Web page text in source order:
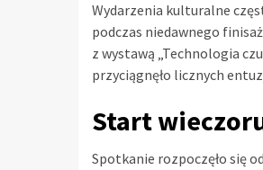
Wydarzenia kulturalne
podczas niedawnego
z wystawą „Technologia
przyciągnęło licznych
Start
Spotkanie rozpoczęło się